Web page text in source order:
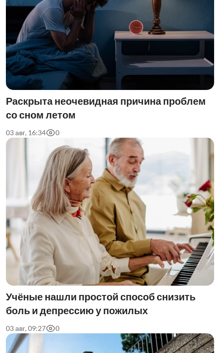
Раскрыта неочевидная причина проблем
со сном летом
03 авг, 16:34 0
Учёные нашли простой способ снизить
боль и депрессию у пожилых
03 авг, 09:27 0